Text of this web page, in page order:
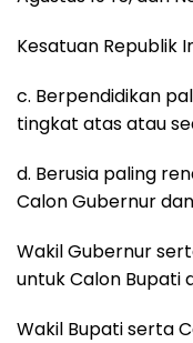
Kesatuan Republik
c. Berpendidikan
tingkat atas atau
d. Berusia paling
Calon Gubernur
Wakil Gubernur
untuk Calon Bupati
Wakil Bupati serta